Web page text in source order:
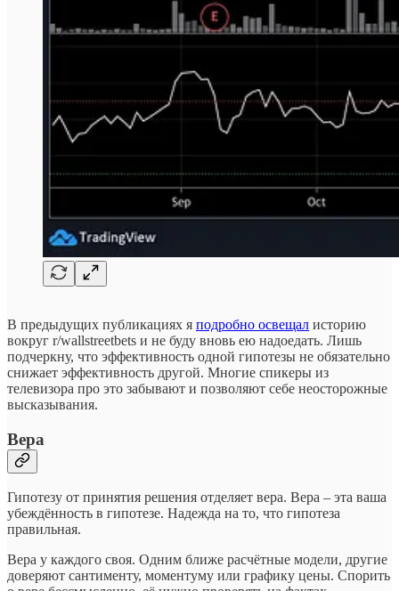
В предыдущих публикациях я подробно освещал историю
вокруг r/wallstreetbets и не буду вновь ею надоедать. Лишь
подчеркну, что эффективность одной гипотезы не обязательно
снижает эффективность другой. Многие спикеры из
телевизора про это забывают и позволяют себе неосторожные
высказывания.
Вера
Гипотезу от принятия решения отделяет вера. Вера – эта ваша
убеждённость в гипотезе. Надежда на то, что гипотеза
правильная.
Вера у каждого своя. Одним ближе расчётные модели, другие
доверяют сантименту, моментуму или графику цены. Спорить